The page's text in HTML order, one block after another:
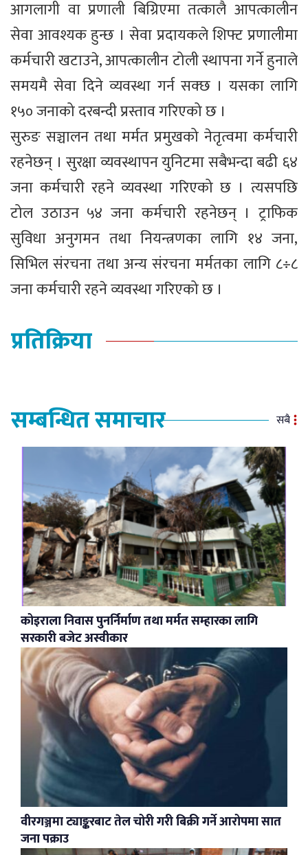
आगलागी वा प्रणाली बिग्रिएमा तत्कालै आपत्कालीन
सेवा आवश्यक हुन्छ । सेवा प्रदायकले शिफ्ट प्रणालीमा
कर्मचारी खटाउने, आपत्कालीन टोली स्थापना गर्ने हुनाले
समयमै सेवा दिने व्यवस्था गर्न सक्छ । यसका लागि
१५० जनाको दरबन्दी प्रस्ताव गरिएको छ ।
सुरुङ सञ्चालन तथा मर्मत प्रमुखको नेतृत्वमा कर्मचारी
रहनेछन् । सुरक्षा व्यवस्थापन युनिटमा सबैभन्दा बढी ६४
जना कर्मचारी रहने व्यवस्था गरिएको छ । त्यसपछि
टोल उठाउन ५४ जना कर्मचारी रहनेछन् । ट्राफिक
सुविधा अनुगमन तथा नियन्त्रणका लागि १४ जना,
सिभिल संरचना तथा अन्य संरचना मर्मतका लागि ८÷८
जना कर्मचारी रहने व्यवस्था गरिएको छ ।
प्रतिक्रिया
सम्बन्धित समाचार सबै
कोइराला निवास पुनर्निर्माण तथा मर्मत सम्हारका लागि
सरकारी बजेट अस्वीकार
वीरगञ्जमा ट्याङ्करबाट तेल चोरी गरी बिक्री गर्ने आरोपमा सात
जना पक्राउ